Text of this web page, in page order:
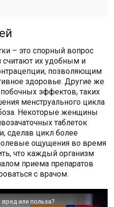
– это спорный вопрос
их удобным и
позволяющим
здоровье. Другие же
эффектов, таких
менструального цикла
Некоторые женщины
таблеток
сделав цикл более
ощущения во время
что каждый организм
приема препаратов
с врачом.
или польза?